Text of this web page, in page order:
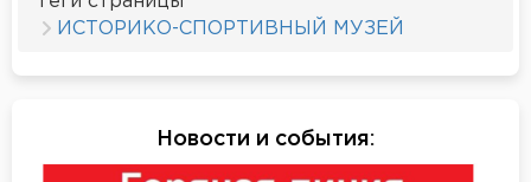
ИСТОРИКО-СПОРТИВНЫЙ МУЗЕЙ
Новости и события: